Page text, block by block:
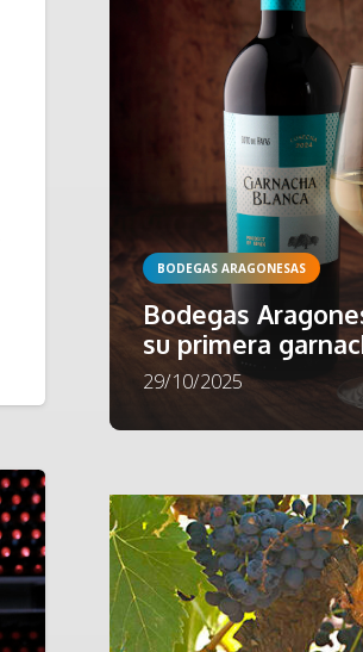
BODEGAS ARAGONESAS
Bodegas
su primera
29/10/2025